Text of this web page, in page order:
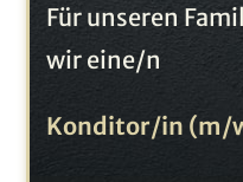
Für unseren
wir eine/n
Konditor/in (m/